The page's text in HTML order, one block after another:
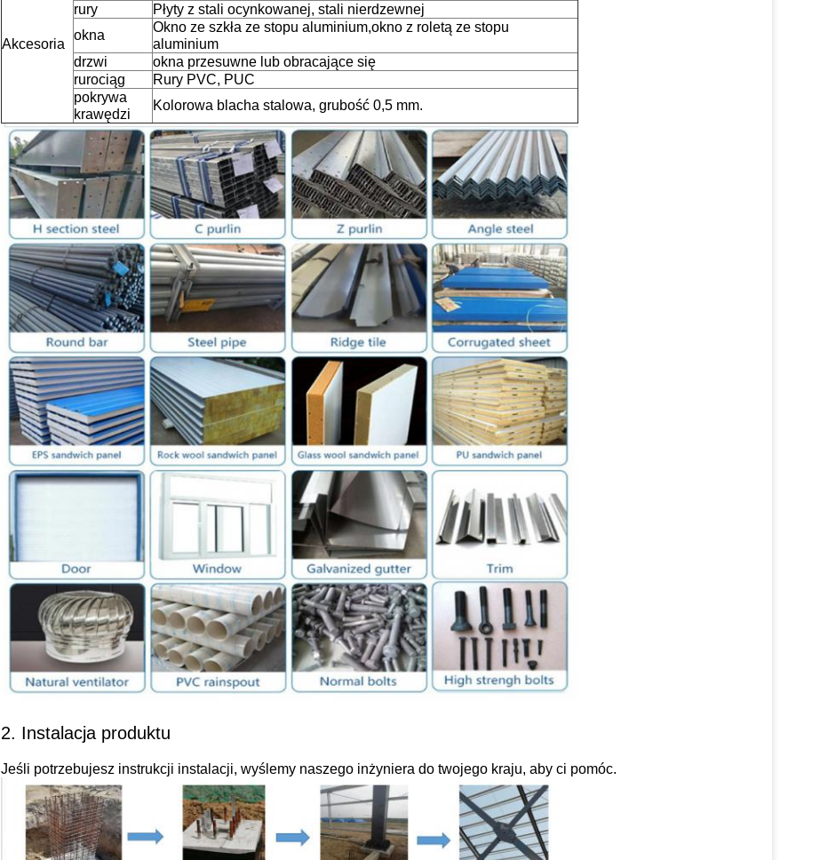
Akcesoria
rury
Płyty z stali ocynkowanej, stali nierdzewnej
okna
Okno ze szkła ze stopu aluminium,okno z roletą ze stopu
aluminium
drzwi
okna przesuwne lub obracające się
rurociąg
Rury PVC, PUC
pokrywa
krawędzi
Kolorowa blacha stalowa, grubość 0,5 mm.
2. Instalacja produktu
Jeśli potrzebujesz instrukcji instalacji, wyślemy naszego inżyniera do twojego kraju, aby ci pomóc.